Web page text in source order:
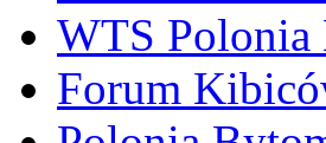
WTS Polonia
Forum